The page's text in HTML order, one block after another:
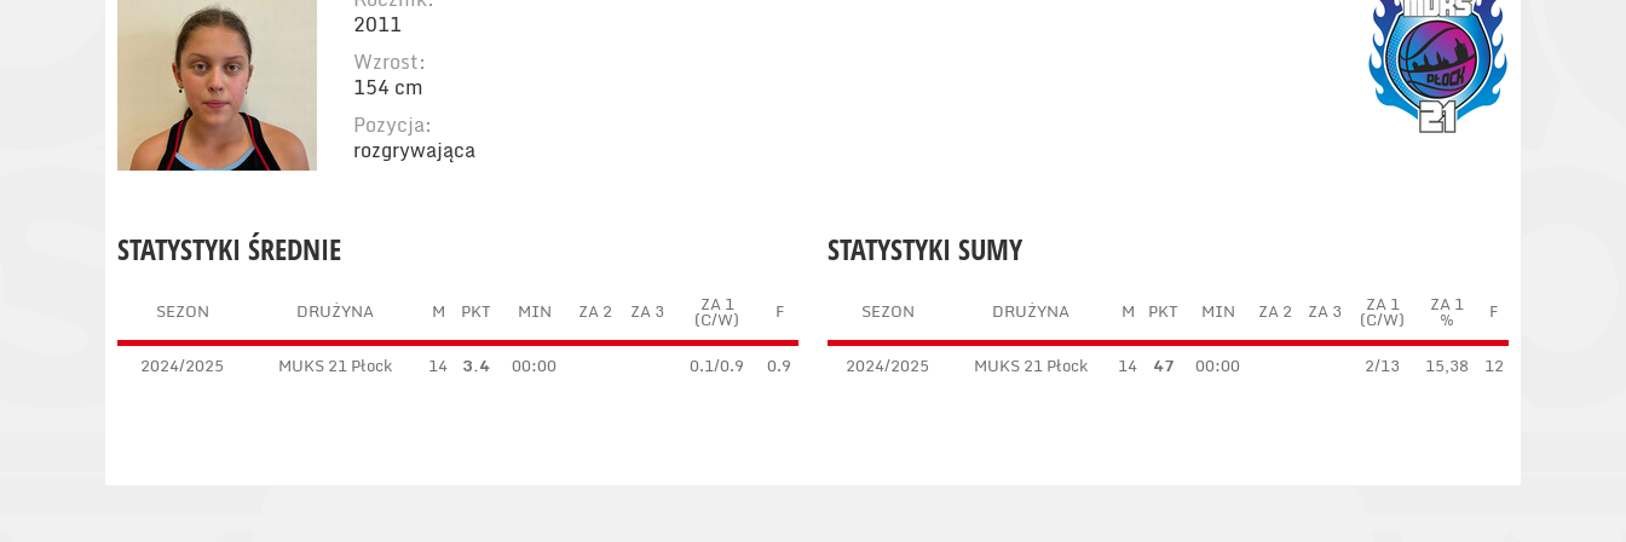
2011
Wzrost:
154 cm
Pozycja:
rozgrywająca
STATYSTYKI SUMY
SEZON DRUŻYNA M PKT MIN ZA 2 ZA 3 ZA 1
(C/W)
ZA 1
% F
2024/2025 MUKS 21 Płock 14 47 00:00 2/13 15,38 12
STATYSTYKI ŚREDNIE
SEZON DRUŻYNA M PKT MIN ZA 2 ZA 3 ZA 1
(C/W) F
2024/2025 MUKS 21 Płock 14 3.4 00:00 0.1/0.9 0.9